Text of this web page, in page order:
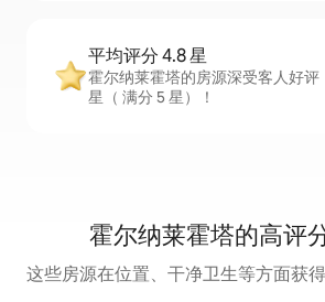
平均评分 4.8 星
霍尔纳莱霍塔的房源深受客人好评
星（ 满分 5 星）！
霍尔纳莱霍塔的高评
这些房源在位置、干净卫生等方面获